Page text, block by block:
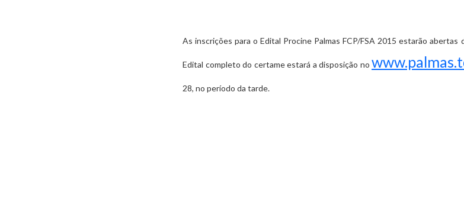
As inscrições para o Edital Procine Palmas FCP/FSA 2015 estarão
Edital completo do certame estará a disposição no
28, no período da tarde.